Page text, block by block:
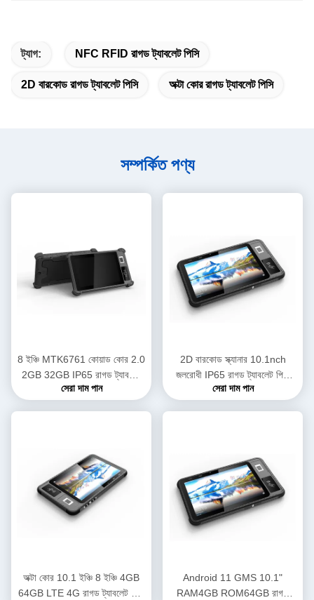
ট্যাগ: NFC RFID রাগড ট্যাবলেট পিসি
2D বারকোড রাগড ট্যাবলেট পিসি অক্টা কোর রাগড ট্যাবলেট পিসি
সম্পর্কিত পণ্য
8 ইঞ্চি MTK6761 কোয়াড কোর 2.0
2GB 32GB IP65 রাগড ট্যাবলেট
পিসি জলরোধী
সেরা দাম পান
2D বারকোড স্ক্যানার 10.1nch
জলরোধী IP65 রাগড ট্যাবলেট পিসি
অক্টা কোর 2.3GHZ
সেরা দাম পান
অক্টা কোর 10.1 ইঞ্চি 8 ইঞ্চি 4GB
64GB LTE 4G রাগড ট্যাবলেট পিসি
Android 11 GMS 10.1"
RAM4GB ROM64GB রাগড